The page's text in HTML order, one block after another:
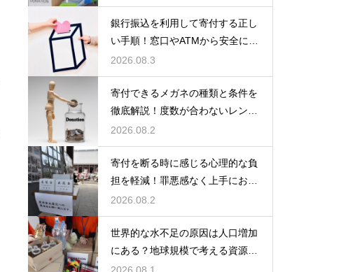
銀行振込を利用して寄付する正し
い手順！窓口やATMから安全に支
援金を送る方法
2026.08.3
寄付できるメガネの種類と条件を
徹底解説！度数が合わないレンズ
でも大丈夫
2026.08.2
寄付を断る時に感じる心理的な負
担を軽減！罪悪感なく上手にお断
りする
2026.08.2
世界的な水不足の原因は人口増加
にある？地球規模で考える資源と
対策
2026.08.1